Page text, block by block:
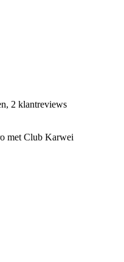
2 klantreviews
met Club Karwei